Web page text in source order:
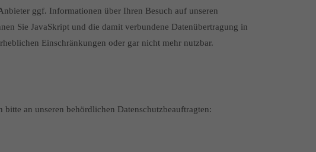
ggf. Informationen über Ihren Besuch auf unseren
Sie JavaSkript und die damit verbundene Datenübertragung in
Einschränkungen oder gar nicht mehr nutzbar.
an unseren behördlichen Datenschutzbeauftragten: